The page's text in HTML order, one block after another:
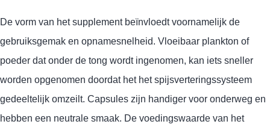
De vorm van het supplement beïnvloedt voornamelijk de
gebruiksgemak en opnamesnelheid. Vloeibaar plankton of
poeder dat onder de tong wordt ingenomen, kan iets sneller
worden opgenomen doordat het het spijsverteringssysteem
gedeeltelijk omzeilt. Capsules zijn handiger voor onderweg en
hebben een neutrale smaak. De voedingswaarde van het